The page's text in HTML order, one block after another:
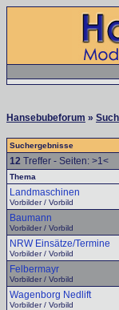
Hansebubeforum »
Suchergebnisse
12 Treffer - Seiten: >1<
Thema
Landmaschinen
Vorbilder / Vorbild
Baumann
Vorbilder / Vorbild
NRW Einsätze/Termine
Vorbilder / Vorbild
Felbermayr
Vorbilder / Vorbild
Wagenborg Nedlift
Vorbilder / Vorbild